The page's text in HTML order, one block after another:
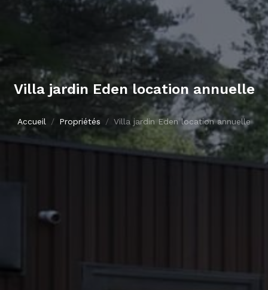
Villa jardin Eden location annuelle
Accueil Propriétés Villa jardin Eden location annuelle